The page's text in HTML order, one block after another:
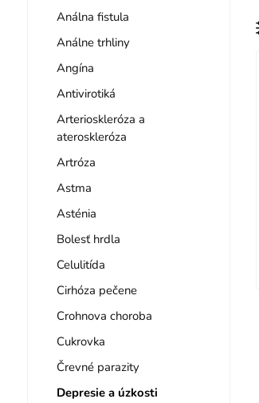
Análna fistula
Análne trhliny
Angína
Antivirotiká
Arterioskleróza a
ateroskleróza
Artróza
Astma
Asténia
Bolesť hrdla
Celulitída
Cirhóza pečene
Crohnova choroba
Cukrovka
Črevné parazity
Depresie a úzkosti